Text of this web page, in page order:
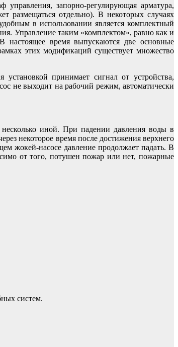
запорно-регулирующая арматура,
размещаться отдельно). В некоторых случаях
в использовании является комплектный
Управление таким «комплектом», равно как и
настоящее время выпускаются две основные
этих модификаций существует множество
принимает сигнал от устройства,
не выходит на рабочий режим, автоматически
иной. При падении давления воды в
некоторое время после достижения верхнего
жокей-насосе давление продолжает падать. В
от того, потушен пожар или нет, пожарные
систем.